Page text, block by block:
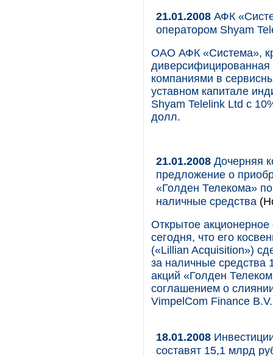
21.01.2008 АФК
оператором Shyam
ОАО АФК «Система»,
компаниями в
уставном капитале
Shyam Telelink Ltd с
долл.
21.01.2008 Дочерняя
предложение о
«Голден Телекома»
наличные средства
Открытое
сегодня, что его
(«Lillian Acquisition»)
за наличные
акций «Голден
соглашением о
VimpelCom Finance
18.01.2008
составят 15,1 млрд